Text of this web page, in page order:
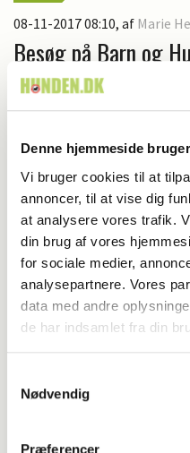
Denne hjemmeside
Vi bruger cookies til at
annoncer, til at vise dig
at analysere vores trafik.
din brug af vores
for sociale medier,
analysepartnere. Vores
data med andre
de har indsamlet fra din
Nødvendig
Præferencer
08-11-2017 08:10, af Marie
Besøg på Barn og